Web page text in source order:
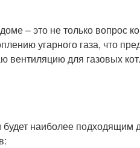
– это не только вопрос
угарного газа, что
вентиляцию для газовых
наиболее подходящим